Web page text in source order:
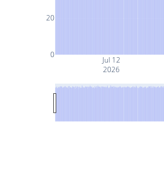
Jul 12
2026
0
20